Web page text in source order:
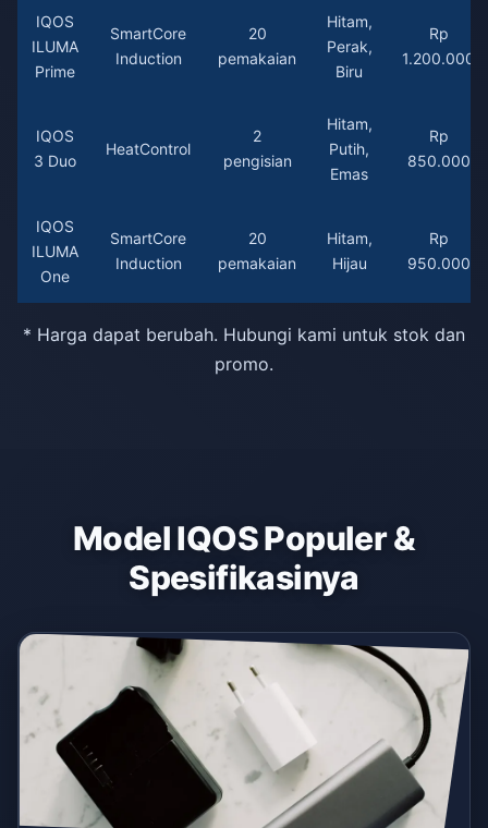
IQOS
ILUMA
Prime
SmartCore
Induction
20
pemakaian
Hitam,
Perak,
Biru
Rp
1.200.000
IQOS
3 Duo
HeatControl
2
pengisian
Hitam,
Putih,
Emas
Rp
850.000
IQOS
ILUMA
One
SmartCore
Induction
20
pemakaian
Hitam,
Hijau
Rp
950.000
* Harga dapat berubah. Hubungi kami untuk stok dan
promo.
Model IQOS Populer &
Spesifikasinya